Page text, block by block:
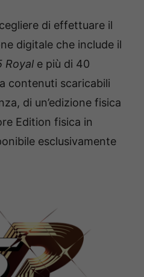
di effettuare il
digitale che include il
Royal e più di 40
contenuti scaricabili
di un’edizione fisica
Edition fisica in
esclusivamente